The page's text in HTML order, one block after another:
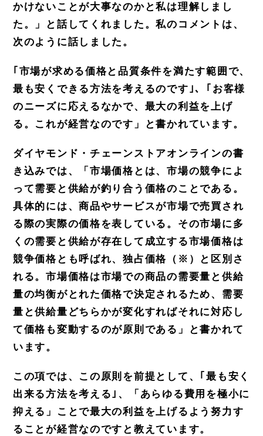
かけないことが大事なのかと私は理解しまし
た。」と話してくれました。私のコメントは、
次のように話しました。
｢市場が求める価格と品質条件を満たす範囲で、
最も安くできる方法を考えるのです｣、｢お客様
のニーズに応えるなかで、最大の利益を上げ
る。これが経営なのです」と書かれています。
ダイヤモンド・チェーンストアオンラインの書
き込みでは、「市場価格とは、市場の競争によ
って需要と供給が釣 り合う価格のことである。
具体的には、商品やサービスが市場で売買され
る際の実際の価格を表している。その市場に多
くの需要と供給が存在して成立する市場価格は
競争価格とも呼ばれ、独占価格（※）と区別さ
れる。市場価格は市場での商品の需要量と供給
量の均衡がとれた価格で決定されるため、需要
量と供給量どちらかが変化すればそれに対応し
て価格も変動するのが原則である」と書かれて
います。
この項では、この原則を前提として、｢最も安く
出来る方法を考える｣、「あらゆる費用を極小に
抑える」ことで最大の利益を上げるよう努力す
ることが経営なのですと教えています。